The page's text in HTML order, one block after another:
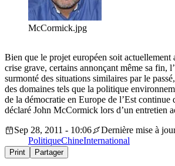
McCormick.jpg
Bien que le projet européen soit actuellement
crise grave, certains annonçant même sa fin,
surmonté des situations similaires par le
des domaines tels que la politique
de la démocratie en Europe de l’Est continue
déclaré John McCormick lors d’un entretien
Sep 28, 2011 - 10:06
Dernière mise à
PolitiqueChineInternational
Print Partager